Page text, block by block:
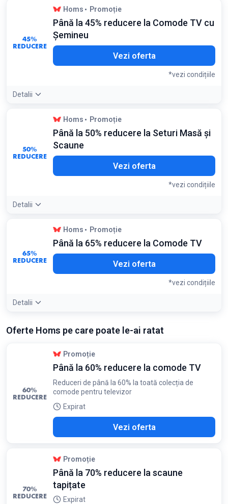
Detaliile ofertei: Secțiunea 'Oferta Săptămânii' se
actualizează periodic; verific-o luni dimineața pentru noile
stocuri reduse
Valabil în limita stocului pentru produsele din campania
45%
REDUCERE
Homs Promoție
Până la 45% reducere la Comode TV cu
Șemineu
Vezi oferta
*vezi condițiile
Detalii
Detaliile ofertei: Aceste piese de mobilier integrează
iluminat LED și funcție de încălzire, fiind centrul de atracție al
livingului în timpul iernii
Valabil pentru modelele Majestică și Royal cu LED
50%
REDUCERE
Homs Promoție
Până la 50% reducere la Seturi Masă și
Scaune
Vezi oferta
*vezi condițiile
Detalii
Detaliile ofertei: Seturile cu masă extensibilă și 6 scaune
oferă cel mai bun raport preț/utilitate pentru familiile
Condiții:
Valabil pentru seturile de dining cu masă și scaune tapitate
65%
REDUCERE
Homs Promoție
Până la 65% reducere la Comode TV
Vezi oferta
*vezi condițiile
Detalii
televizoare cu diagonală mare; caută modelele cu picioare
Oferte Homs pe care poate le-ai ratat
60%
REDUCERE
Promoție
Până la 60% reducere la comode TV
Reduceri de până la 60% la toată colecția de
comode pentru televizor
Expirat
Vezi oferta
70%
REDUCERE
Promoție
Până la 70% reducere la scaune
tapițate
Expirat